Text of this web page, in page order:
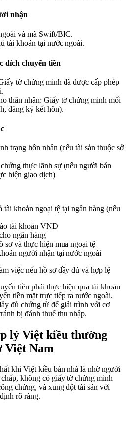
nhận
và mã Swift/BIC.
tài khoản tại nước ngoài.
đích chuyển tiền
tờ chứng minh đã được cấp phép
thân nhân: Giấy tờ chứng minh mối
đăng ký kết hôn).
trạng hôn nhân (nếu tài sản thuộc sở
thực lãnh sự (nếu người bán
hiện giao dịch)
khoản ngoại tệ tại ngân hàng (nếu
tài khoản VNĐ
ngân hàng
sơ và thực hiện mua ngoại tệ
người nhận tại nước ngoài
việc nếu hồ sơ đầy đủ và hợp lệ
tiền phải thực hiện qua tài khoản
tiền mặt trực tiếp ra nước ngoài.
đủ chứng từ để giải trình với cơ
bị đánh thuế thu nhập.
lý Việt kiều thường
Việt Nam
khi Việt kiều bán nhà là nhờ người
không có giấy tờ chứng minh
chứng, và xung đột tài sản với
rõ ràng.